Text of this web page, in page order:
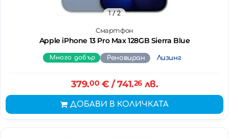
Смартфон
Apple iPhone 13 Pro Max 128GB Sierra Blue
1/ 2
Много добър Реновиран Лизинг
379.00€ / 741.26лв.
ДОБАВИ В КОЛИЧКАТА